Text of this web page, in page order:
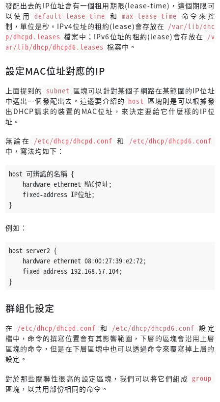
發配出去的IP位址會有一個租用期限(lease-time)，這個期限可
以使用 default-lease-time 和 max-lease-time 命令來控
制，單位是秒。IPv4位址的租約(lease)會存放在 /var/lib/dhc
p/dhcpd.leases 檔案中；IPv6位址的租約(lease)會存放在 /v
ar/lib/dhcp/dhcpd6.leases 檔案中。
設定MAC位址對應的IP
上面提到的 subnet 區塊可以針對某個子網路在某範圍的IP位址
中選出一個發配出去。這邊要介紹的 host 區塊則是可以根據發
出DHCP請求的裝置的MAC位址，來決定要給它什麼樣的IP位
址。
無論在 /etc/dhcp/dhcpd.conf 和
/etc/dhcp/dhcpd6.conf
中，寫法均如下：
host 可辨識的名稱 {
    fixed-address IP位址;
}
例如：
host server2 {
hardware
    fixed-address 192.168.57.104;
}
群組化設定
在 /etc/dhcp/dhcpd.conf 和 /etc/dhcp/dhcpd6.conf 設定
檔中，命令的撰寫位置會有其影響範圍，下層的區塊會沿用上層
區塊的命令，但是在下層區塊中也可以透過命令來覆寫掉上層的
設定。
對於那些關聯性很高的設定區塊，我們可以將它們組成 group
區塊，以共用部份相同的命令。